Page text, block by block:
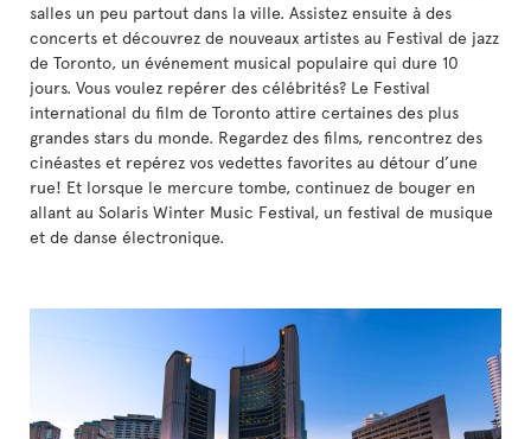
salles un peu partout dans la ville. Assistez ensuite à des
concerts et découvrez de nouveaux artistes au Festival de jazz
de Toronto, un événement musical populaire qui dure 10
jours. Vous voulez repérer des célébrités? Le Festival
international du film de Toronto attire certaines des plus
grandes stars du monde. Regardez des films, rencontrez des
cinéastes et repérez vos vedettes favorites au détour d’une
rue! Et lorsque le mercure tombe, continuez de bouger en
allant au Solaris Winter Music Festival, un festival de musique
et de danse électronique.